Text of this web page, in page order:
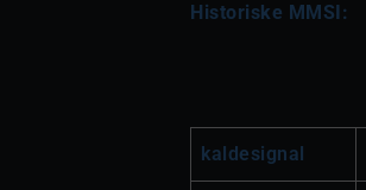
Historiske MMSI:
kaldesignal